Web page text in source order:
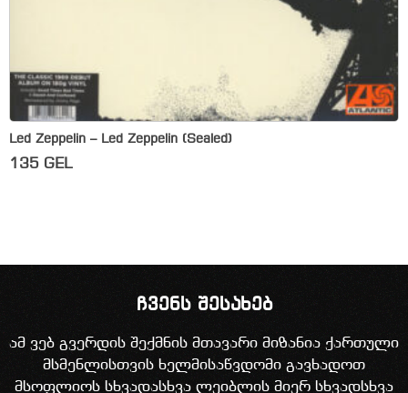
Led Zeppelin – Led Zeppelin (Sealed)
135 GEL
ჩვენს შესახებ
ამ ვებ გვერდის შექმნის მთავარი მიზანია ქართული
მსმენლისთვის ხელმისაწვდომი გავხადოთ
მსოფლიოს სხვადასხვა ლეიბლის მიერ სხვადსხვა